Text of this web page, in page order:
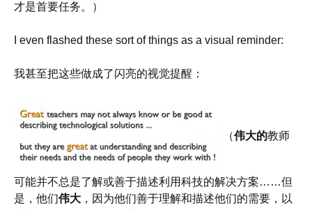
才是首要任务。）
I even flashed these sort of things as a visual reminder:
我甚至把这些做成了闪亮的视觉提醒：
（伟大的教师
可能并不总是了解或善于描述利用科技的解决方案……但
是，他们伟大 ，因为他们善于理解和描述他们的需要，以